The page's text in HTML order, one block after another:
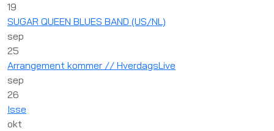
19
SUGAR QUEEN BLUES BAND (US/NL)
sep
25
Arrangement kommer // HverdagsLive
sep
26
Isse
okt